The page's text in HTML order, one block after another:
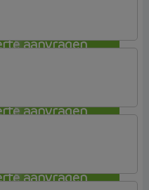
aanvragen
aanvragen
aanvragen